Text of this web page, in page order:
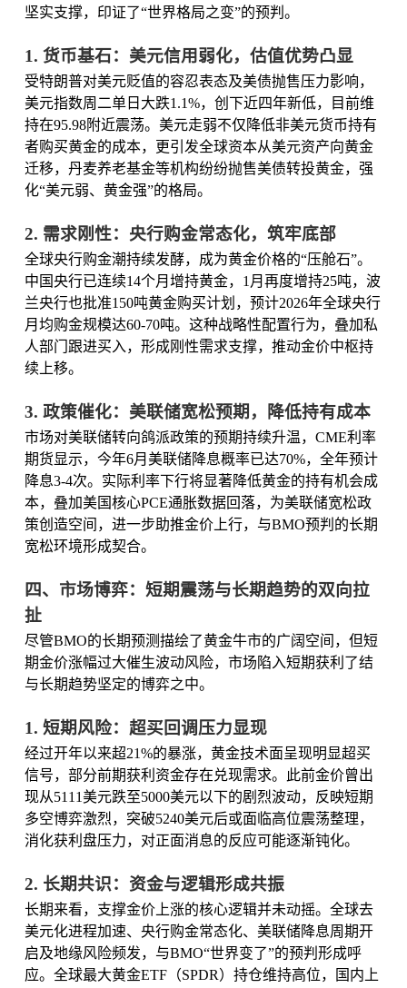
坚实支撑，印证了“世界格局之变”的预判。
1. 货币基石：美元信用弱化，估值优势凸显
受特朗普对美元贬值的容忍表态及美债抛售压力影响，
美元指数周二单日大跌1.1%，创下近四年新低，目前维
持在95.98附近震荡。美元走弱不仅降低非美元货币持有
者购买黄金的成本，更引发全球资本从美元资产向黄金
迁移，丹麦养老基金等机构纷纷抛售美债转投黄金，强
化“美元弱、黄金强”的格局。
2. 需求刚性：央行购金常态化，筑牢底部
全球央行购金潮持续发酵，成为黄金价格的“压舱石”。
中国央行已连续14个月增持黄金，1月再度增持25吨，波
兰央行也批准150吨黄金购买计划，预计2026年全球央行
月均购金规模达60-70吨。这种战略性配置行为，叠加私
人部门跟进买入，形成刚性需求支撑，推动金价中枢持
续上移。
3. 政策催化：美联储宽松预期，降低持有成本
市场对美联储转向鸽派政策的预期持续升温，CME利率
期货显示，今年6月美联储降息概率已达70%，全年预计
降息3-4次。实际利率下行将显著降低黄金的持有机会成
本，叠加美国核心PCE通胀数据回落，为美联储宽松政
策创造空间，进一步助推金价上行，与BMO预判的长期
宽松环境形成契合。
四、市场博弈：短期震荡与长期趋势的双向拉
扯
尽管BMO的长期预测描绘了黄金牛市的广阔空间，但短
期金价涨幅过大催生波动风险，市场陷入短期获利了结
与长期趋势坚定的博弈之中。
1. 短期风险：超买回调压力显现
经过开年以来超21%的暴涨，黄金技术面呈现明显超买
信号，部分前期获利资金存在兑现需求。此前金价曾出
现从5111美元跌至5000美元以下的剧烈波动，反映短期
多空博弈激烈，突破5240美元后或面临高位震荡整理，
消化获利盘压力，对正面消息的反应可能逐渐钝化。
2. 长期共识：资金与逻辑形成共振
长期来看，支撑金价上涨的核心逻辑并未动摇。全球去
美元化进程加速、央行购金常态化、美联储降息周期开
启及地缘风险频发，与BMO“世界变了”的预判形成呼
应。全球最大黄金ETF（SPDR）持仓维持高位，国内上